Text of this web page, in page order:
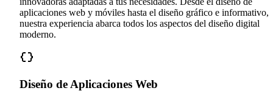
aplicaciones web y móviles hasta el diseño gráfico e informativo,
nuestra experiencia abarca todos los aspectos del diseño digital
moderno.
Diseño de Aplicaciones Web